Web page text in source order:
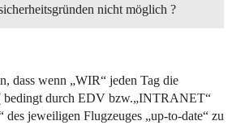
nicht möglich ?
dass wenn „WIR“ jeden Tag die
bedingt durch EDV bzw.„INTRANET“
des jeweiligen Flugzeuges „up-to-date“ zu